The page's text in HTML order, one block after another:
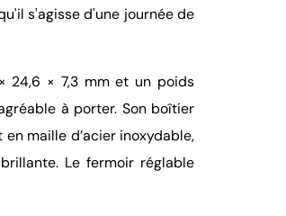
s'agisse d'une journée de
24,6 × 7,3 mm et un poids
à porter. Son boîtier
maille d’acier inoxydable,
Le fermoir réglable